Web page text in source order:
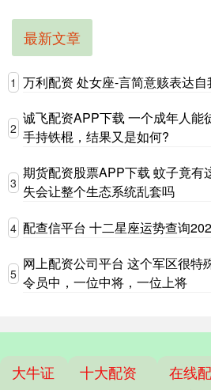
最新文章
1 万利配资 处女座-言简意赅表达自
2
诚飞配资APP下载 一个成年人能
手持铁棍，结果又是如何?
3
期货配资股票APP下载 蚊子竟有
失会让整个生态系统乱套吗
4 配查信平台 十二星座运势查询
5
网上配资公司平台 这个军区很特
令员中，一位中将，一位上将
大牛证
十大配资
在线